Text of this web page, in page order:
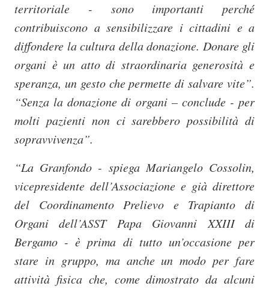
territoriale - sono importanti perché
contribuiscono a sensibilizzare i cittadini e a
diffondere la cultura della donazione. Donare gli
organi è un atto di straordinaria generosità e
speranza, un gesto che permette di salvare vite”.
“Senza la donazione di organi – conclude - per
molti pazienti non ci sarebbero possibilità di
sopravvivenza”.
“La Granfondo - spiega Mariangelo Cossolin,
vicepresidente dell’Associazione e già direttore
del Coordinamento Prelievo e Trapianto di
Organi dell’ASST Papa Giovanni XXIII di
Bergamo - è prima di tutto un’occasione per
stare in gruppo, ma anche un modo per fare
attività fisica che, come dimostrato da alcuni